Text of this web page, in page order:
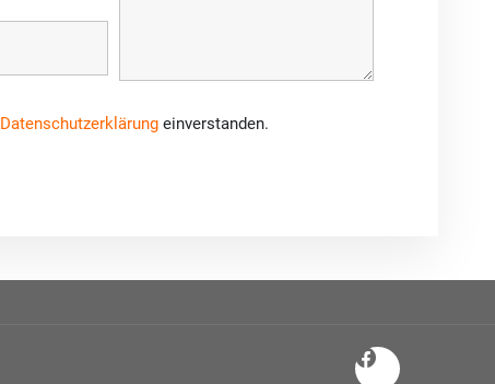
Datenschutzerklärungeinverstanden.